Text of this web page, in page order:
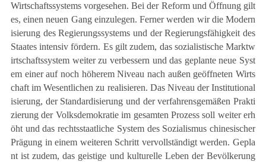
Wirtschaftssystems vorgesehen. Bei der Reform und Öffnung gilt
es, einen neuen Gang einzulegen. Ferner werden wir die Modern
isierung des Regierungssystems und der Regierungsfähigkeit des
Staates intensiv fördern. Es gilt zudem, das sozialistische Marktw
irtschaftssystem weiter zu verbessern und das geplante neue Syst
em einer auf noch höherem Niveau nach außen geöffneten Wirts
chaft im Wesentlichen zu realisieren. Das Niveau der Institutional
isierung, der Standardisierung und der verfahrensgemäßen Prakti
zierung der Volksdemokratie im gesamten Prozess soll weiter erh
öht und das rechtsstaatliche System des Sozialismus chinesischer
Prägung in einem weiteren Schritt vervollständigt werden.Gepla
nt ist zudem, das geistige und kulturelle Leben der Bevölkerung